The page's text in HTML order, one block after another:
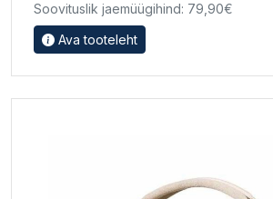
Soovituslik jaemüügihind: 79,90€
Ava tooteleht